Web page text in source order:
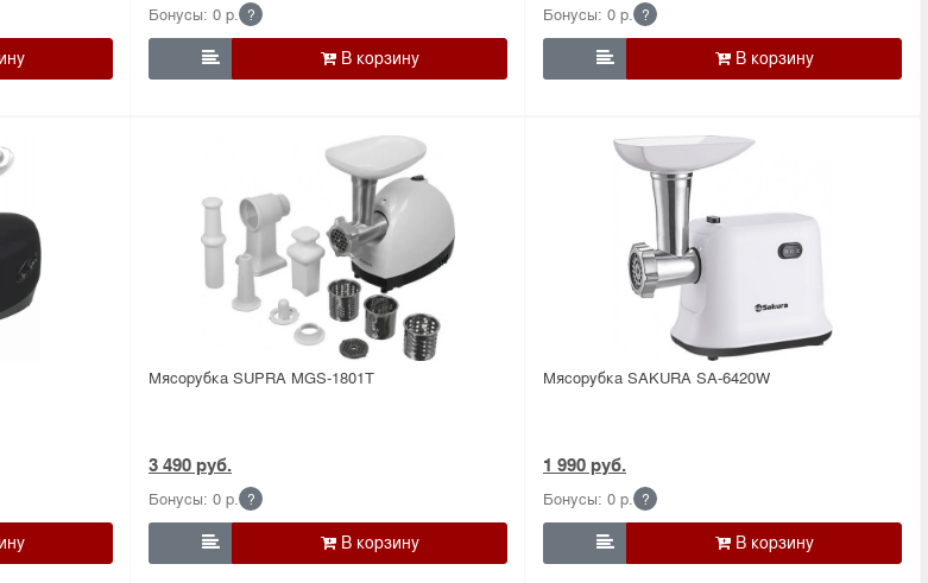
Бонусы: 0 р. ?

Бонусы: 0 р. ?

Мясорубка SUPRA MGS-1801T
3 490 руб.
Бонусы: 0 р. ?

Мясорубка SAKURA SA-6420W
1 990 руб.
Бонусы: 0 р. ?
